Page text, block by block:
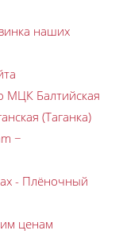
наших
МЦК Балтийская
(Таганка)
−
- Плёночный
ценам